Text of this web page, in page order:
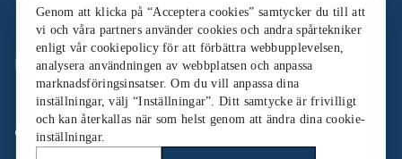
Follow Us:
Cookieinställningar
Genom att klicka på “Acceptera cookies” samtycker du till att
vi och våra partners använder cookies och andra spårtekniker
enligt vår cookiepolicy för att förbättra webbupplevelsen,
analysera användningen av webbplatsen och anpassa
marknadsföringsinsatser. Om du vill anpassa dina
inställningar, välj “Inställningar”. Ditt samtycke är frivilligt
och kan återkallas när som helst genom att ändra dina cookie-
inställningar.